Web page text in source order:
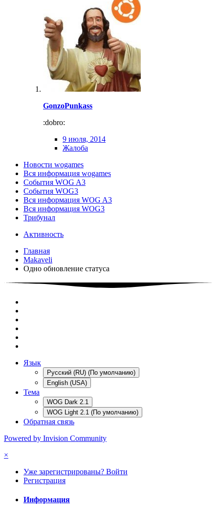
GonzoPunkass
:dobro:
9 июля, 2014
Жалоба
Новости wogames
Вся информация wogames
События WOG A3
События WOG3
Вся информация WOG A3
Вся информация WOG3
Трибунал
Активность
Главная
Makaveli
Одно обновление статуса
Язык
Русский (RU) (По умолчанию)
English (USA)
Тема
WOG Dark 2.1
WOG Light 2.1 (По умолчанию)
Обратная связь
Powered by Invision Community
×
Уже зарегистрированы? Войти
Регистрация
Информация